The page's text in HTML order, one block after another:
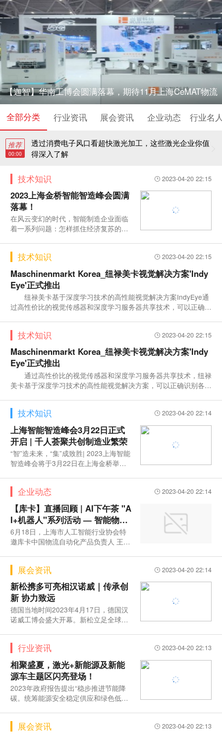
【迦智】华南工博会圆满落幕，期待11月上海CeMAT物流
展再相聚！
全部分类 行业资讯 展会资讯 企业动态 行业名
推荐
00:00
透过消费电子风口看超快激光加工，这些激光企业你值
得深入了解
2023-04-20 22:15
技术知识
2023上海金桥智能智造峰会圆满
落幕！
在风云变幻的时代，智能制造企业面临
着一系列问题：怎样抓住经济复苏的机
2023-04-20 22:15
技术知识
Maschinenmarkt Korea_纽禄美卡视觉解决方案'Indy
Eye'正式推出
纽禄美卡基于深度学习技术的高性能视觉解决方案IndyEye通
过高性价比的视觉传感器和深度学习服务器共享技术，可以正确识
2023-04-20 22:15
技术知识
Maschinenmarkt Korea_纽禄美卡视觉解决方案'Indy
Eye'正式推出
通过高性价比的视觉传感器和深度学习服务器共享技术，纽禄
美卡基于深度学习技术的高性能视觉解决方案，可以正确识别各种
2023-04-20 22:14
技术知识
上海智能智造峰会3月22日正式
开启 | 千人荟聚共创制造业繁荣
“智”造未来，“集”成致胜| 2023上海智能
智造峰会将于3月22日在上海金桥举办3
会指导，机器人在线（上海库茂机器人
股份有限公司）主办的2023
2023-04-20 22:14
企业动态
【库卡】直播回顾 | AI下午茶 "A
I+机器人"系列活动 — 智能物流
机器人应用探讨
6月18日，上海市人工智能行业协会特
邀库卡中国物流自动化产品负责人 王风
《共探工业移动机器人的全球化之路》
的主题分享，以下为王风彬先生直播
2023-04-20 22:14
展会资讯
新松携多可亮相汉诺威｜传承创
新 协力致远
德国当地时间2023年4月17日，德国汉
诺威工博会盛大开幕。新松立足全球视
2023-04-20 22:13
行业资讯
相聚盛夏，激光+新能源及新能
源车主题区闪亮登场！
2023年政府报告提出“稳步推进节能降
碳。统筹能源安全稳定供应和绿色低碳
2023-04-20 22:13
展会资讯